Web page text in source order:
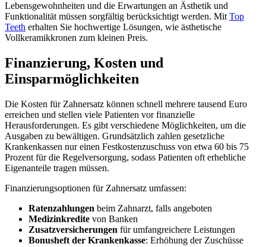
Lebensgewohnheiten und die Erwartungen an Ästhetik und
Funktionalität müssen sorgfältig berücksichtigt werden. Mit Top
Teeth erhalten Sie hochwertige Lösungen, wie ästhetische
Vollkeramikkronen zum kleinen Preis.
Finanzierung, Kosten und
Einsparmöglichkeiten
Die Kosten für Zahnersatz können schnell mehrere tausend Euro
erreichen und stellen viele Patienten vor finanzielle
Herausforderungen. Es gibt verschiedene Möglichkeiten, um die
Ausgaben zu bewältigen. Grundsätzlich zahlen gesetzliche
Krankenkassen nur einen Festkostenzuschuss von etwa 60 bis 75
Prozent für die Regelversorgung, sodass Patienten oft erhebliche
Eigenanteile tragen müssen.
Finanzierungsoptionen für Zahnersatz umfassen:
Ratenzahlungen beim Zahnarzt, falls angeboten
Medizinkredite von Banken
Zusatzversicherungen für umfangreichere Leistungen
Bonusheft der Krankenkasse: Erhöhung der Zuschüsse